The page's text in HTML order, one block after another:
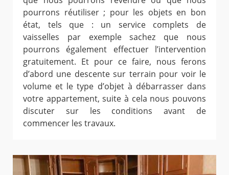
pourrons réutiliser ; pour les objets en bon
état, tels que : un service complets de
vaisselles par exemple sachez que nous
pourrons également effectuer l’intervention
gratuitement. Et pour ce faire, nous ferons
d’abord une descente sur terrain pour voir le
volume et le type d’objet à débarrasser dans
votre appartement, suite à cela nous pouvons
discuter sur les conditions avant de
commencer les travaux.